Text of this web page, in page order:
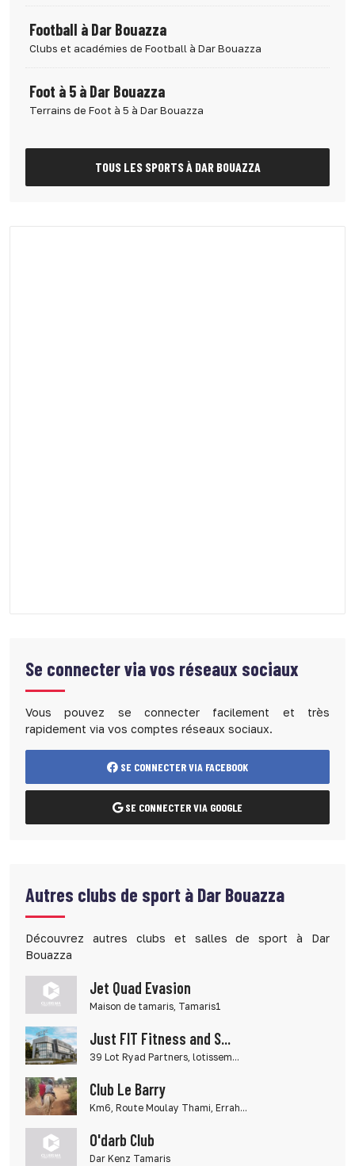
Football à Dar Bouazza
Clubs et académies de Football à Dar Bouazza
Foot à 5 à Dar Bouazza
Terrains de Foot à 5 à Dar Bouazza
TOUS LES SPORTS À DAR BOUAZZA
Se connecter via vos réseaux sociaux
Vous pouvez se connecter facilement et très
rapidement via vos comptes réseaux sociaux.
SE CONNECTER VIA FACEBOOK
SE CONNECTER VIA GOOGLE
Autres clubs de sport à Dar Bouazza
Découvrez autres clubs et salles de sport à Dar
Bouazza
Jet Quad Evasion
Maison de tamaris, Tamaris1
Just FIT Fitness and S...
39 Lot Ryad Partners, lotissem...
Club Le Barry
Km6, Route Moulay Thami, Errah...
O'darb Club
Dar Kenz Tamaris